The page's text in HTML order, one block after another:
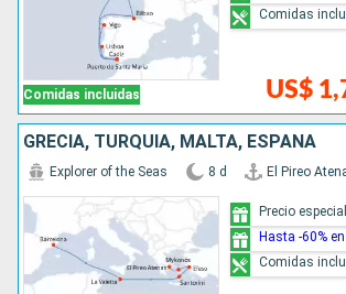
Comidas incluidas US$
Comidas
GRECIA, TURQUÍA, MALTA, ESPAÑA
Explorer of the Seas 8 d El Pireo
Precio
Hasta -60%
Comidas